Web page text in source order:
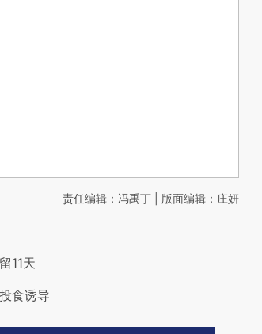
责任编辑：冯禹丁 | 版面编辑：庄妍
11天
食诱导